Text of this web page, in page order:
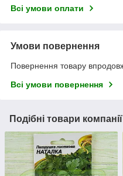
Всі умови оплати
Умови повернення
Повернення товару
Всі умови повернення
Подібні товари компанії